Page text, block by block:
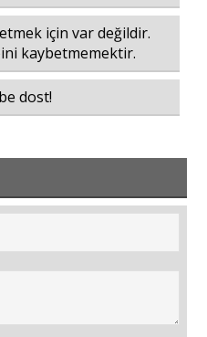
etmek için var değildir.
kaybetmemektir.
dost!